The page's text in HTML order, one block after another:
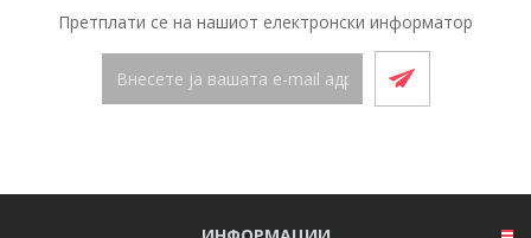
Претплати се на нашиот електронски информатор